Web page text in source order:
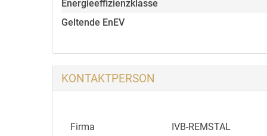
verweisen wir auf unsere allgemeinen
wir für den Exposéversand Ihre vollständige
Energieeffizienzklasse
Geltende EnEV
KONTAKTPERSON
Firma
IVB-REMSTAL